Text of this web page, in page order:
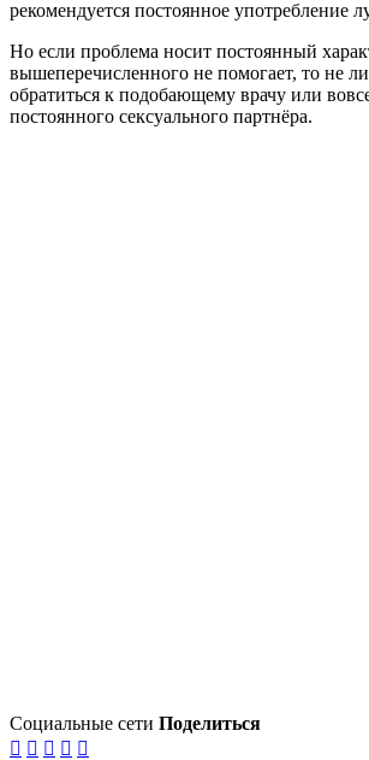
рекомендуется постоянное употребление
Но если проблема носит постоянный
вышеперечисленного не помогает, то не
обратиться к подобающему врачу или
постоянного сексуального партнёра.
Социальные сети Поделиться
    